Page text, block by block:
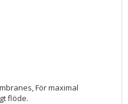
För maximal
flöde.